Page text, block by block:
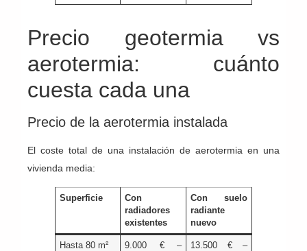
Precio geotermia vs
aerotermia: cuánto
cuesta cada una
Precio de la aerotermia instalada
El coste total de una instalación de aerotermia en una
vivienda media:
Superficie
Con
radiadores
existentes
Con suelo
radiante
nuevo
Hasta 80 m²
9.000 € –
13.500 € –